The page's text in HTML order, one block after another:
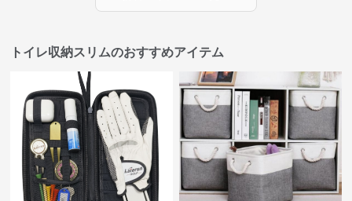
トイレ収納スリムのおすすめアイテム